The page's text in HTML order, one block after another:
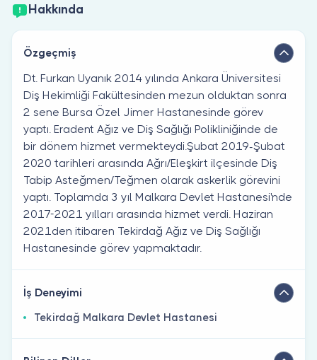
Hakkında
Özgeçmiş
Dt. Furkan Uyanık 2014 yılında Ankara Üniversitesi
Diş Hekimliği Fakültesinden mezun olduktan sonra
2 sene Bursa Özel Jimer Hastanesinde görev
yaptı. Eradent Ağız ve Diş Sağlığı Polikliniğinde de
bir dönem hizmet vermekteydi.Şubat 2019-Şubat
2020 tarihleri arasında Ağrı/Eleşkirt ilçesinde Diş
Tabip Asteğmen/Teğmen olarak askerlik görevini
yaptı. Toplamda 3 yıl Malkara Devlet Hastanesi'nde
2017-2021 yılları arasında hizmet verdi. Haziran
2021den itibaren Tekirdağ Ağız ve Diş Sağlığı
Hastanesinde görev yapmaktadır.
İş Deneyimi
Tekirdağ Malkara Devlet Hastanesi